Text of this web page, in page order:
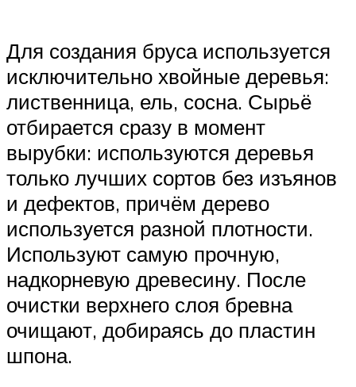
Для создания бруса используется
исключительно хвойные деревья:
лиственница, ель, сосна. Сырьё
отбирается сразу в момент
вырубки: используются деревья
только лучших сортов без изъянов
и дефектов, причём дерево
используется разной плотности.
Используют самую прочную,
надкорневую древесину. После
очистки верхнего слоя бревна
очищают, добираясь до пластин
шпона.